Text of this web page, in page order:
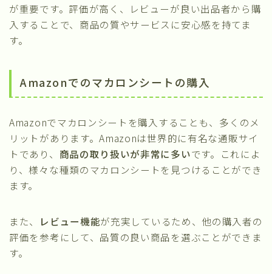
が重要です。評価が高く、レビューが良い出品者から購
入することで、商品の質やサービスに安心感を持てま
す。
Amazonでのマカロンシートの購入
Amazonでマカロンシートを購入することも、多くのメ
リットがあります。Amazonは世界的に有名な通販サイ
トであり、 商品の取り扱いが非常に多いです。これによ
り、様々な種類のマカロンシートを見つけることができ
ます。
また、 レビュー機能が充実しているため、他の購入者の
評価を参考にして、品質の良い商品を選ぶことができま
す。